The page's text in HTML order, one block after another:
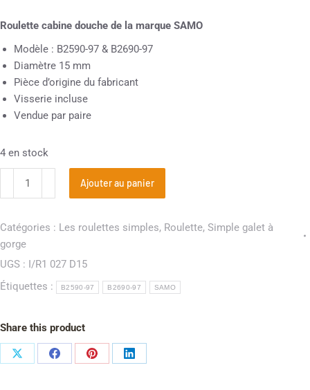
Roulette cabine douche de la marque SAMO
Modèle : B2590-97 & B2690-97
Diamètre 15 mm
Pièce d’origine du fabricant
Visserie incluse
Vendue par paire
4 en stock
Ajouter au panier
Catégories : Les roulettes simples, Roulette, Simple galet à
gorge
UGS : I/R1 027 D15
Étiquettes :
B2590-97 B2690-97 SAMO
Share this product